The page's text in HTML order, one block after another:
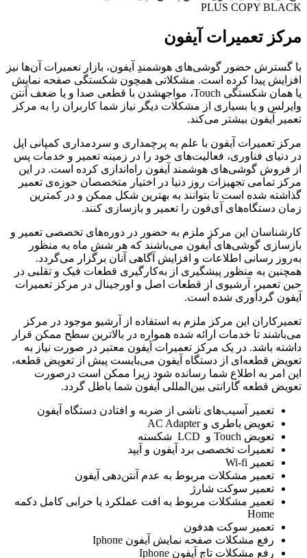
PLUS COPY BLACK
مرکز تعمیرات آیفون
با گسترش حضور گوشی‌های هوشمندِ آیفون، بازار تعمیرات آن‌ها نیز
افزایش پیدا کرده است. مشکلاتی همچون شکستگی صفحه نمایش
یا همان شکستگی Touch، مواجهشدن با قطعی صدا و یا ضعف آنتن
وایرلس و یا بسیاری از مشکلات دیگر نیاز شما کاربران را به مرکز
تعمیر آیفون بیشتر می‌کند.
مرکز تعمیرات آیفون با علم به پرچمداری و سردمداری کمپانی اپل
در دنیای فناوری، فعالیت‌های خود را در زمینه تعمیر و خدمات پس
از فروش گوشی‌های هوشمند آیفون راه‌اندازی کرده است. در این
مرکز تمامی تجهیزات روز دنیا در اختیار متخصصان حوزه‌ی تعمیر
گذاشته شده‌ است تا بتوانند به بهترین شکل ممکن و در کمترین
زمان دستگاه‌های آی‌فون را تعمیر و بازسازی کنند.
کارشناسان این مرکز ملزم به حضور در دوره‌های تخصصی تعمیر و
بازسازی گوشی‌های آیفون می‌باشند که هر شش ماه به منظور
به‌روز رسانی اطلاعات و افزایش آگاهی آنان برگزار می‌گردد.
همچنین به منظور پیشگیری از به‌کارگیری قطعات فیک و تقلبی در
حین تعمیر، آرشیوی از قطعات اصل و اورجینال در مرکز تعمیرات
آیفون گردآوری شده است.
تعمیرکاران این مرکز ملزم به استفاده از آرشیو موجود در مرکز
می‌باشند تا خدمات ارائه شده همواره در بالاترین سطح ممکن قرار
داشته باشد. در یک مرکز تعمیرات آیفون معتبر در صورت نیاز به
تعویض قطعه‌ای از دستگاه آیفون می‌بایست پیش از تعویض قطعه،
این امر به اطلاع شما رسانده شود زیرا ممکن است درصورت
تعویض قطعه گارانتی بین‌المللی آیفون شما باطل گردد.
تعمیر آسیب‌های ناشی از ضربه و افتادن دستگاه آیفون
تعویض باطری و AC Adapter
تعویض Touch و LCD شکسته
تعمیرات تخصصی برد آیفون و آیپد
تعمیر Wi-fi
تعمیر مشکلات مربوط به عدم آنتن‌دهی آیفون
تعمیر سوکت شارژ
تعمیر مشکلات مربوط به افت عملکرد یا خرابی کامل دکمه
Home
تعمیر سوکت هدفون
رفع مشکلات صفحه نمایش آیفون Iphone
رفع مشکلات تاچ آیفون Iphone